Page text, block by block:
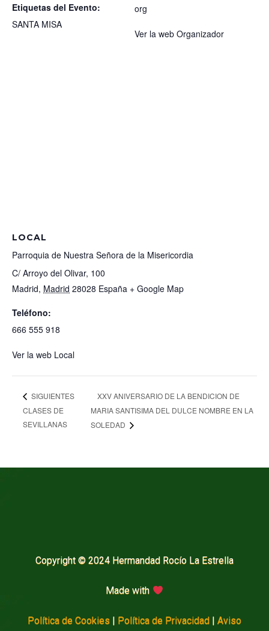
Etiquetas del Evento:
SANTA MISA
org
Ver la web Organizador
LOCAL
Parroquia de Nuestra Señora de la Misericordia
C/ Arroyo del Olivar, 100
Madrid, Madrid 28028 España + Google Map
Teléfono:
666 555 918
Ver la web Local
SIGUIENTES
CLASES DE
SEVILLANAS
XXV ANIVERSARIO DE LA BENDICION DE
MARIA SANTISIMA DEL DULCE NOMBRE EN LA
SOLEDAD
Copyright © 2024 Hermandad Rocío La Estrella
Made with
Política de Cookies | Política de Privacidad | Aviso